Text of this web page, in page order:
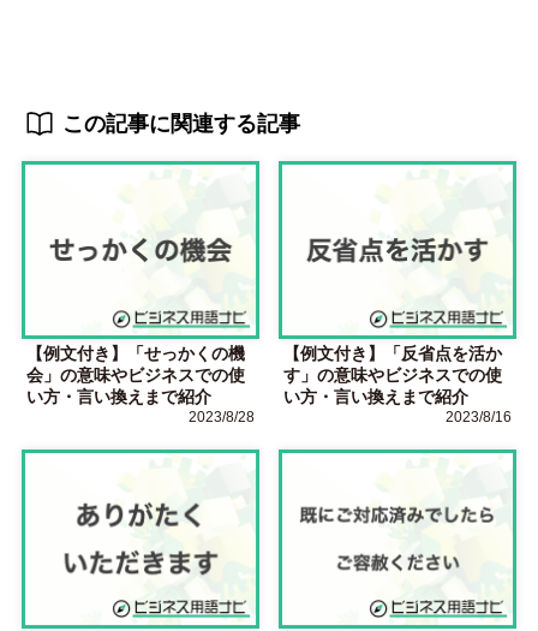
この記事に関連する記事
【例文付き】「せっかくの機
会」の意味やビジネスでの使
い方・言い換えまで紹介
2023/8/28
【例文付き】「反省点を活か
す」の意味やビジネスでの使
い方・言い換えまで紹介
2023/8/16